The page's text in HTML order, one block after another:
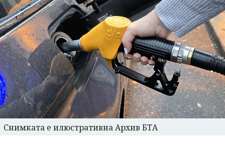
Снимката е илюстративна Архив БТА